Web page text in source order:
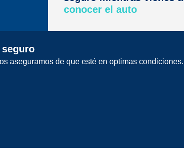
conocer el auto
aseguramos de que esté en optimas condiciones.